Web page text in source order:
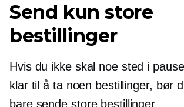
Send kun store
bestillinger
Hvis du ikke skal noe sted i
klar til å ta noen bestillinger, bør
bare sende store bestillinger.